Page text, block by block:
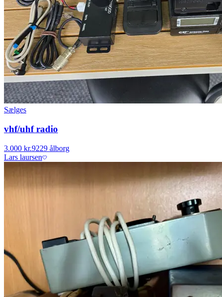
Sælges
vhf/uhf radio
3.000 kr.9229 ålborg
Lars laursen